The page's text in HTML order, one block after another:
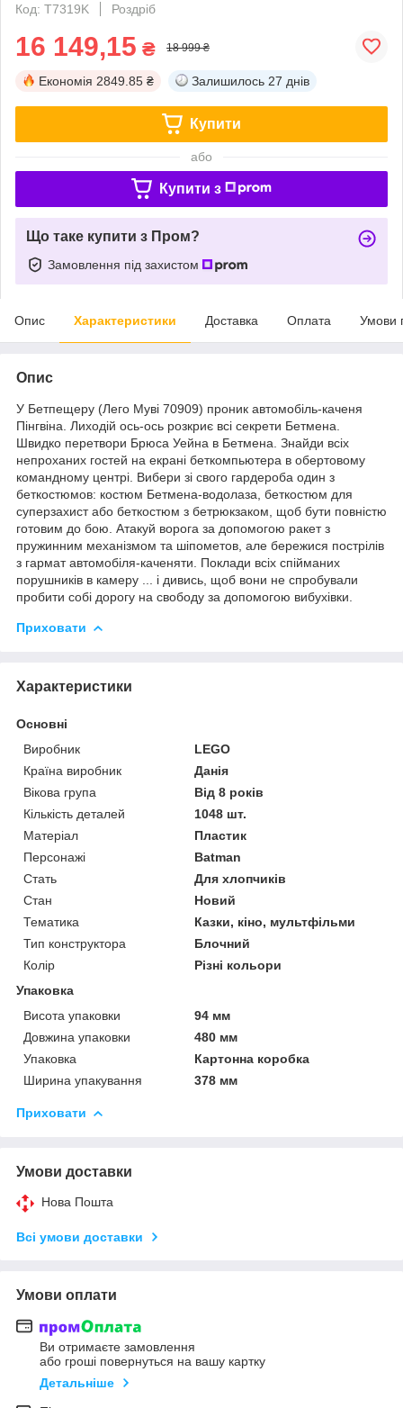
Код: T7319K
Роздріб
16 149,15 ₴ 18 999 ₴
Економія 2849.85 ₴ Залишилось 27 днів
Купити
або
Купити з
Що таке купити з Пром?
Замовлення під захистом
Опис Характеристики Доставка Оплата Умови
Опис
У Бетпещеру (Лего Муві 70909) проник автомобіль-каченя
Пінгвіна. Лиходій ось-ось розкриє всі секрети Бетмена.
Швидко перетвори Брюса Уейна в Бетмена. Знайди всіх
непроханих гостей на екрані беткомпьютера в обертовому
командному центрі. Вибери зі свого гардероба один з
беткостюмов: костюм Бетмена-водолаза, беткостюм для
суперзахист або беткостюм з бетрюкзаком, щоб бути повністю
готовим до бою. Атакуй ворога за допомогою ракет з
пружинним механізмом та шіпометов, але бережися пострілів
з гармат автомобіля-каченяти. Поклади всіх спійманих
порушників в камеру ... і дивись, щоб вони не спробували
пробити собі дорогу на свободу за допомогою вибухівки.
Приховати
Характеристики
Основні
Виробник
LEGO
Країна виробник
Данія
Вікова група
Від 8 років
Кількість деталей
1048 шт.
Матеріал
Пластик
Персонажі
Batman
Стать
Для хлопчиків
Стан
Новий
Тематика
Казки, кіно, мультфільми
Тип конструктора
Блочний
Колір
Різні кольори
Упаковка
Висота упаковки
94 мм
Довжина упаковки
480 мм
Упаковка
Картонна коробка
Ширина упакування
378 мм
Приховати
Умови доставки
Нова Пошта
Всі умови доставки
Умови оплати
Ви отримаєте замовлення
або гроші повернуться на вашу картку
Детальніше